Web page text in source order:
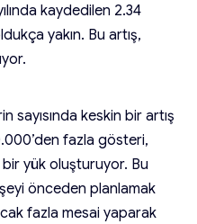
kaydedilen 2.34
yakın. Bu artış,
sayısında keskin bir artış
fazla gösteri,
yük oluşturuyor. Bu
önceden planlamak
fazla mesai yaparak